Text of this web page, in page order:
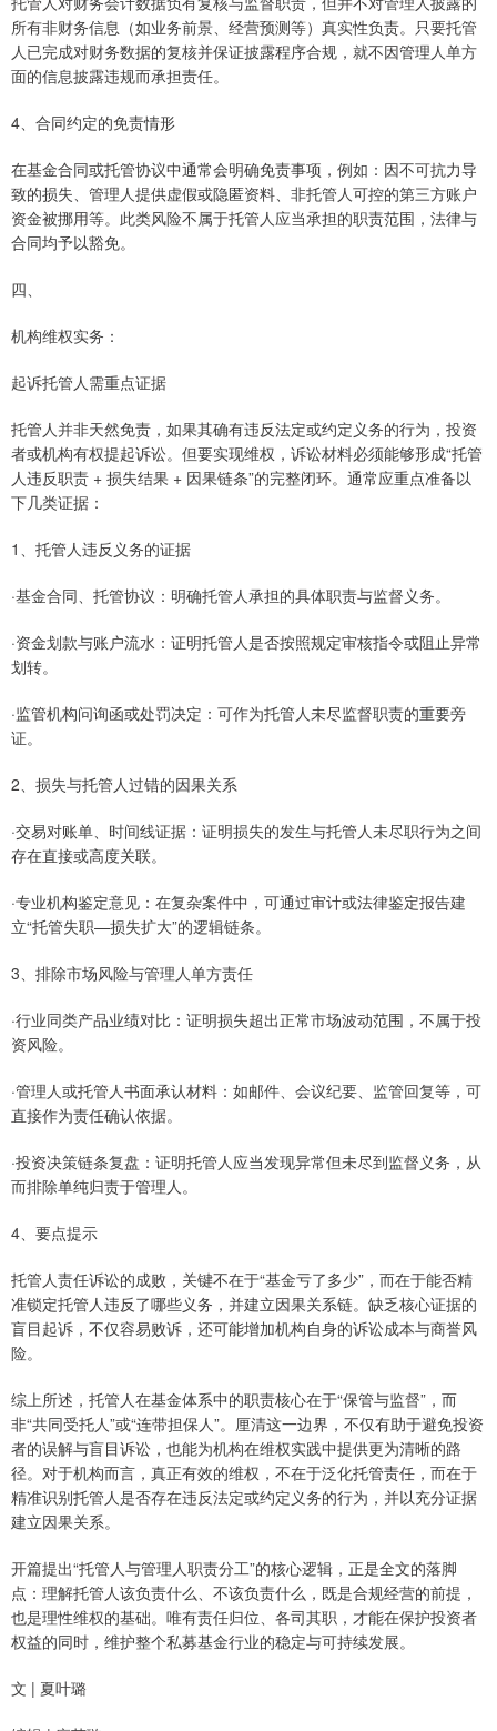
所有非财务信息（如业务前景、经营预测等）真实性负责。只要托管
人已完成对财务数据的复核并保证披露程序合规，就不因管理人单方
面的信息披露违规而承担责任。
4、合同约定的免责情形
在基金合同或托管协议中通常会明确免责事项，例如：因不可抗力导
致的损失、管理人提供虚假或隐匿资料、非托管人可控的第三方账户
资金被挪用等。此类风险不属于托管人应当承担的职责范围，法律与
合同均予以豁免。
四、
机构维权实务：
起诉托管人需重点证据
托管人并非天然免责，如果其确有违反法定或约定义务的行为，投资
者或机构有权提起诉讼。但要实现维权，诉讼材料必须能够形成“托管
人违反职责 + 损失结果 + 因果链条”的完整闭环。通常应重点准备以
下几类证据：
1、托管人违反义务的证据
·基金合同、托管协议：明确托管人承担的具体职责与监督义务。
·资金划款与账户流水：证明托管人是否按照规定审核指令或阻止异常
划转。
·监管机构问询函或处罚决定：可作为托管人未尽监督职责的重要旁
证。
2、损失与托管人过错的因果关系
·交易对账单、时间线证据：证明损失的发生与托管人未尽职行为之间
存在直接或高度关联。
·专业机构鉴定意见：在复杂案件中，可通过审计或法律鉴定报告建
立“托管失职—损失扩大”的逻辑链条。
3、排除市场风险与管理人单方责任
·行业同类产品业绩对比：证明损失超出正常市场波动范围，不属于投
资风险。
·管理人或托管人书面承认材料：如邮件、会议纪要、监管回复等，可
直接作为责任确认依据。
·投资决策链条复盘：证明托管人应当发现异常但未尽到监督义务，从
而排除单纯归责于管理人。
4、要点提示
托管人责任诉讼的成败，关键不在于“基金亏了多少”，而在于能否精
准锁定托管人违反了哪些义务，并建立因果关系链。缺乏核心证据的
盲目起诉，不仅容易败诉，还可能增加机构自身的诉讼成本与商誉风
险。
综上所述，托管人在基金体系中的职责核心在于“保管与监督”，而
非“共同受托人”或“连带担保人”。厘清这一边界，不仅有助于避免投资
者的误解与盲目诉讼，也能为机构在维权实践中提供更为清晰的路
径。对于机构而言，真正有效的维权，不在于泛化托管责任，而在于
精准识别托管人是否存在违反法定或约定义务的行为，并以充分证据
建立因果关系。
开篇提出“托管人与管理人职责分工”的核心逻辑，正是全文的落脚
点：理解托管人该负责什么、不该负责什么，既是合规经营的前提，
也是理性维权的基础。唯有责任归位、各司其职，才能在保护投资者
权益的同时，维护整个私募基金行业的稳定与可持续发展。
文 | 夏叶璐